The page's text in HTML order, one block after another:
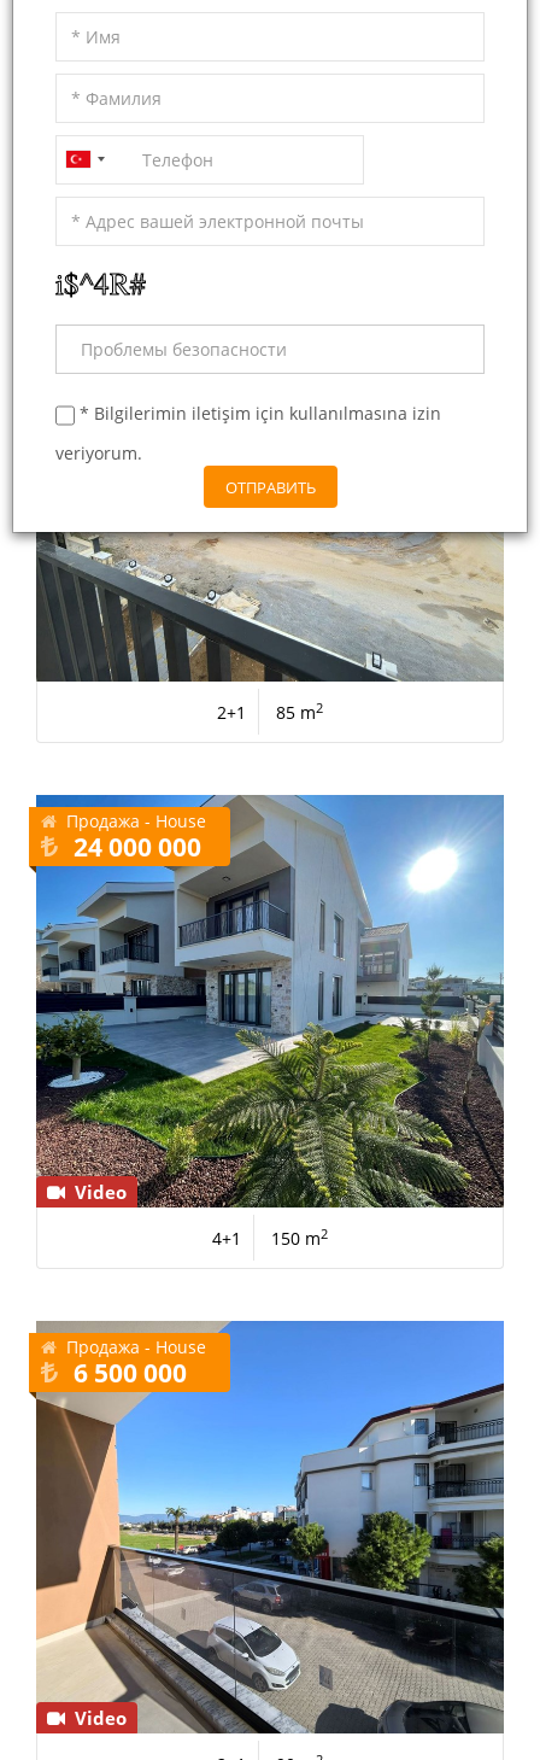
2+1 85 m2
Продажа - House
6 100 000
2+1 85 m2
Video
Продажа - House
24 000 000
4+1 150 m2
Video
Продажа - House
6 500 000
* Bilgilerimin iletişim için kullanılmasına izin
veriyorum.
ОТПРАВИТЬ